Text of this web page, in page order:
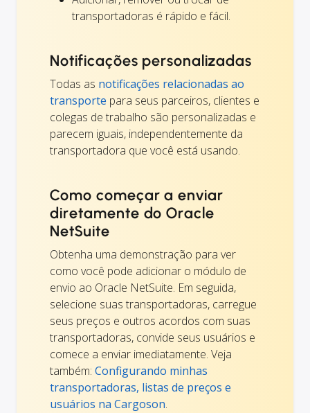
transportadoras é rápido e fácil.
Notificações personalizadas
Todas as notificações relacionadas ao
transporte para seus parceiros, clientes e
colegas de trabalho são personalizadas e
parecem iguais, independentemente da
transportadora que você está usando.
Como começar a enviar
diretamente do Oracle
NetSuite
Obtenha uma demonstração para ver
como você pode adicionar o módulo de
envio ao Oracle NetSuite. Em seguida,
selecione suas transportadoras, carregue
seus preços e outros acordos com suas
transportadoras, convide seus usuários e
comece a enviar imediatamente. Veja
também: Configurando minhas
transportadoras, listas de preços e
usuários na Cargoson.